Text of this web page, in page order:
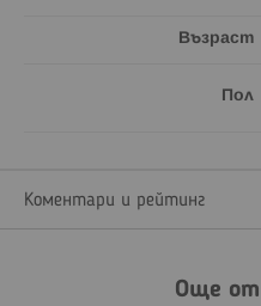
Възраст
Пол
Коментари и рейтинг
Още от